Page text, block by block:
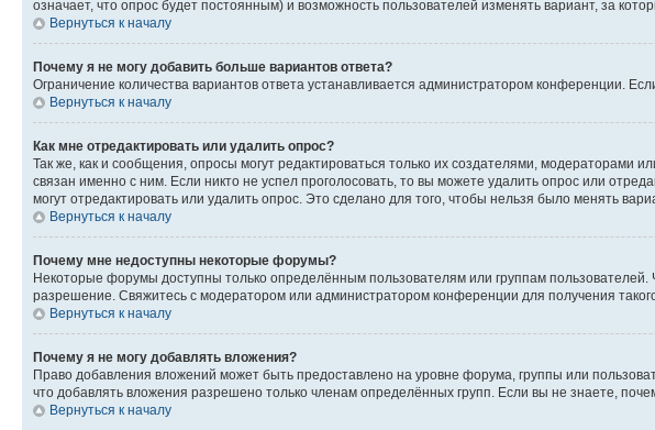
означает, что опрос будет постоянным) и возможность пользователей изменять вариант, за
Вернуться к началу
Почему я не могу добавить больше вариантов ответа?
Ограничение количества вариантов ответа устанавливается администратором конференции.
Вернуться к началу
Как мне отредактировать или удалить опрос?
Так же, как и сообщения, опросы могут редактироваться только их создателями, модераторами
связан именно с ним. Если никто не успел проголосовать, то вы можете удалить опрос или
могут отредактировать или удалить опрос. Это сделано для того, чтобы нельзя было менять
Вернуться к началу
Почему мне недоступны некоторые форумы?
Некоторые форумы доступны только определённым пользователям или группам
разрешение. Свяжитесь с модератором или администратором конференции для получения
Вернуться к началу
Почему я не могу добавлять вложения?
Право добавления вложений может быть предоставлено на уровне форума, группы или
что добавлять вложения разрешено только членам определённых групп. Если вы не знаете,
Вернуться к началу